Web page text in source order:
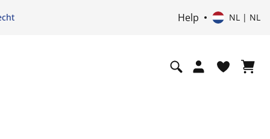
Help NL | NL